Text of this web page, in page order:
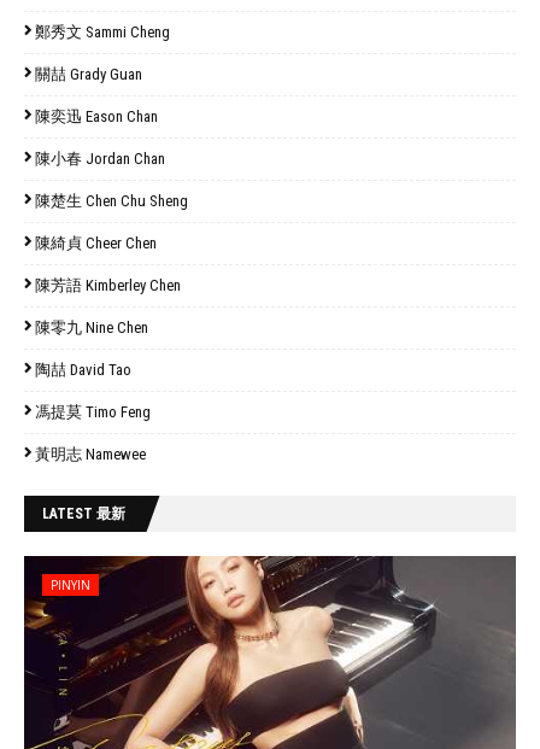
鄭秀文 Sammi Cheng
關喆 Grady Guan
陳奕迅 Eason Chan
陳小春 Jordan Chan
陳楚生 Chen Chu Sheng
陳綺貞 Cheer Chen
陳芳語 Kimberley Chen
陳零九 Nine Chen
陶喆 David Tao
馮提莫 Timo Feng
黃明志 Namewee
LATEST 最新
PINYIN